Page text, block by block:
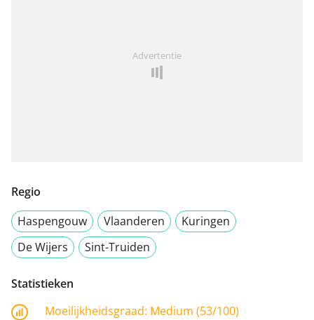
Advertentie
Regio
Haspengouw
Vlaanderen
Kuringen
De Wijers
Sint-Truiden
Statistieken
Moeilijkheidsgraad: Medium (53/100)